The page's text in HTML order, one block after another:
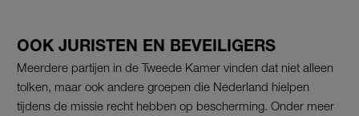
OOK JURISTEN EN BEVEILIGERS
Meerdere partijen in de Tweede Kamer vinden dat niet alleen
tolken, maar ook andere groepen die Nederland hielpen
tijdens de missie recht hebben op bescherming. Onder meer